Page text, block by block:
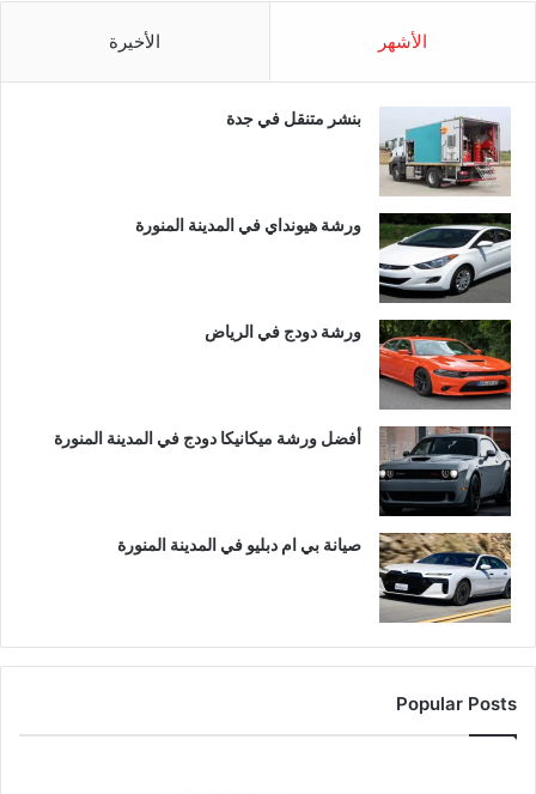
الأشهر الأخيرة
بنشر متنقل في جدة
ورشة هيونداي في المدينة المنورة
ورشة دودج في الرياض
أفضل ورشة ميكانيكا دودج في المدينة المنورة
صيانة بي ام دبليو في المدينة المنورة
Popular Posts